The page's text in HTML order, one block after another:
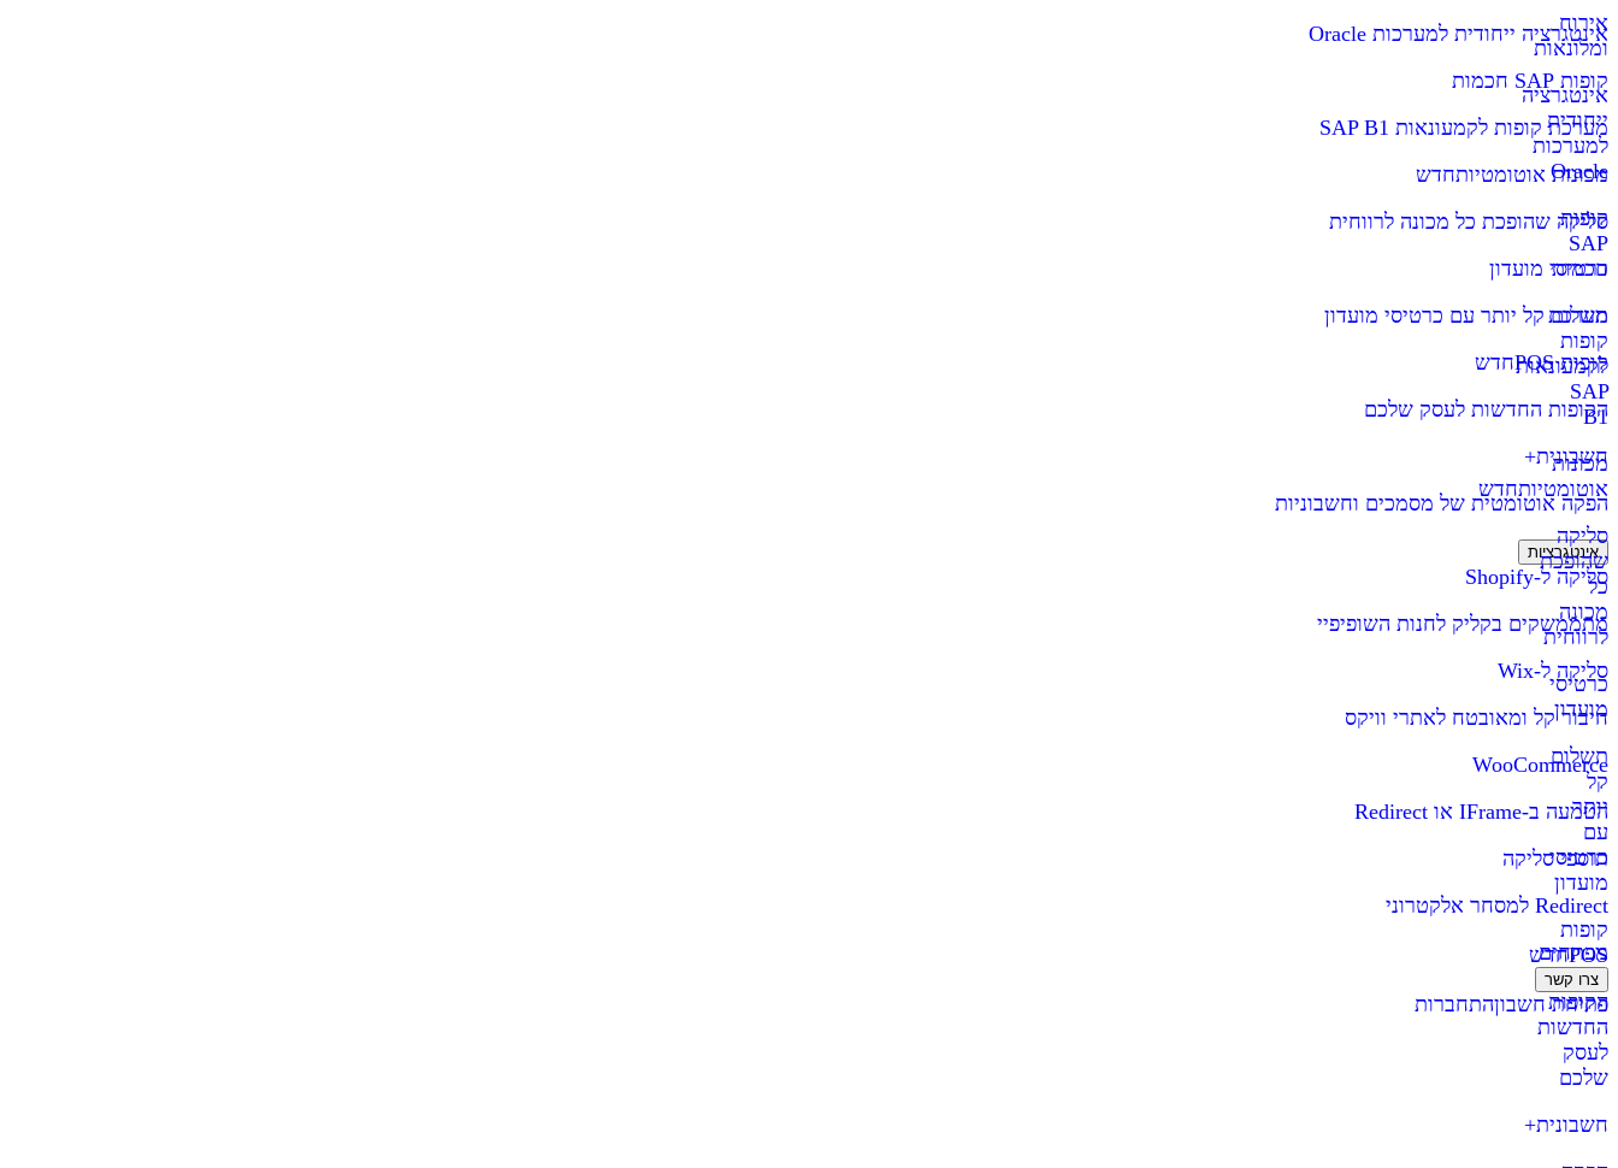
אירוח
ומלונאות
אינטגרציה
ייחודית
למערכות
Oracle
קופות
SAP
חכמות
מערכת
קופות
לקמעונאות
SAP
B1
מכונות
אוטומטיותחדש
סליקה
שהופכת
כל
מכונה
לרווחית
כרטיסי
מועדון
תשלום
קל
יותר
עם
כרטיסי
מועדון
קופות
POSחדש
הקופות
החדשות
לעסק
שלכם
חשבונית+
אינטגרציה ייחודית למערכות Oracle
קופות SAP חכמות
מערכת קופות לקמעונאות SAP B1
מכונות אוטומטיותחדש
סליקה שהופכת כל מכונה לרווחית
כרטיסי מועדון
תשלום קל יותר עם כרטיסי מועדון
קופות POS
חדש
הקופות החדשות לעסק שלכם
חשבונית+
הפקה אוטומטית של מסמכים וחשבוניות
אינטגרציות
סליקה ל-Shopify
מתממשקים בקליק לחנות השופיפיי
סליקה ל-Wix
חיבור קל ומאובטח לאתרי וויקס
WooCommerce
הטמעה ב-IFrame או Redirect
תוספי סליקה
Redirect למסחר אלקטרוני
מפתחים
צרו קשר
פתיחת חשבוןהתחברות